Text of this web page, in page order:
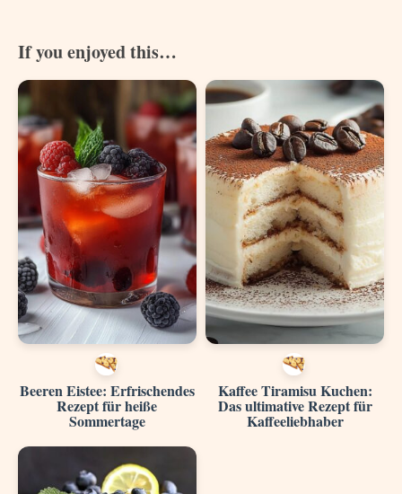
If you enjoyed this…
Beeren Eistee: Erfrischendes
Rezept für heiße
Sommertage
Kaffee Tiramisu Kuchen:
Das ultimative Rezept für
Kaffeeliebhaber